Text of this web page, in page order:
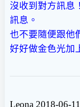
沒收到對方訊息
訊息。
也不要隨便跟他
好好做金色光加
Leona 2018-06-